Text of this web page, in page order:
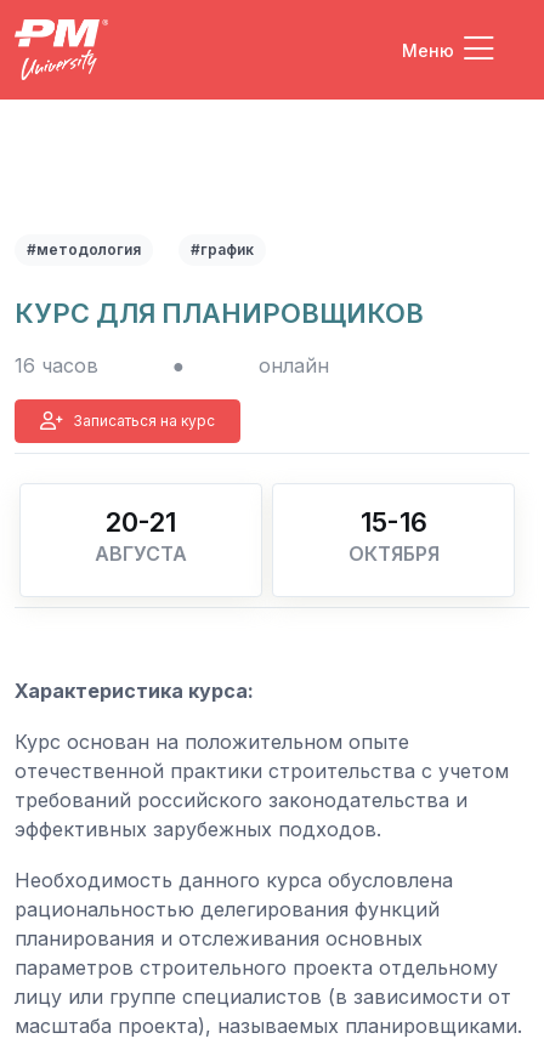
Меню
#методология #график
КУРС ДЛЯ ПЛАНИРОВЩИКОВ
16 часов ● онлайн
Записаться на курс
20-21
АВГУСТА
15-16
ОКТЯБРЯ
Характеристика курса:
Курс основан на положительном опыте
отечественной практики строительства с учетом
требований российского законодательства и
эффективных зарубежных подходов.
Необходимость данного курса обусловлена
рациональностью делегирования функций
планирования и отслеживания основных
параметров строительного проекта отдельному
лицу или группе специалистов (в зависимости от
масштаба проекта), называемых планировщиками.